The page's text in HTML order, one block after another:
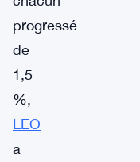
progressé
de
1,5
%,
LEO
a